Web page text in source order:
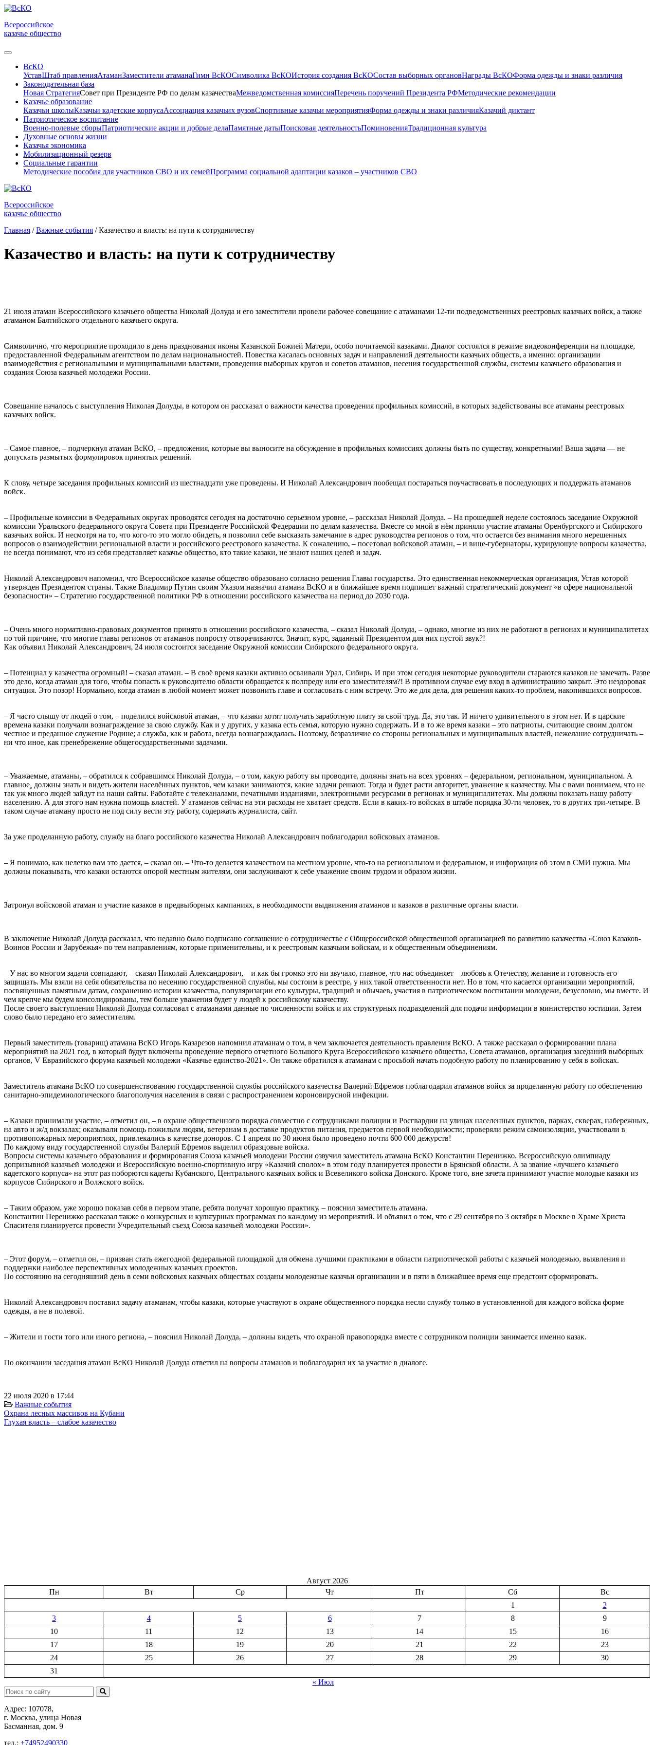
Всероссийское
казачье общество
ВсКО
УставШтаб правленияАтаманЗаместители атаманаГимн ВсКОСимволика ВсКОИстория создания ВсКОСостав выборных органовНаграды ВсКОФорма одежды и знаки различия
Законодательная база
Новая СтратегияСовет при Президенте РФ по делам казачестваМежведомственная комиссияПеречень поручений Президента РФМетодические рекомендации
Казачье образование
Казачьи школыКазачьи кадетские корпусаАссоциация казачьих вузовСпортивные казачьи мероприятияФорма одежды и знаки различияКазачий диктант
Патриотическое воспитание
Военно-полевые сборыПатриотические акции и добрые делаПамятные датыПоисковая деятельностьПоминовенияТрадиционная культура
Духовные основы жизни
Казачья экономика
Мобилизационный резерв
Социальные гарантии
Методические пособия для участников СВО и их семейПрограмма социальной адаптации казаков – участников СВО
Всероссийское
казачье общество
Главная / Важные события / Казачество и власть: на пути к сотрудничеству
Казачество и власть: на пути к сотрудничеству
21 июля атаман Всероссийского казачьего общества Николай Долуда и его заместители провели рабочее совещание с атаманами 12-ти подведомственных реестровых казачьих войск, а также
атаманом Балтийского отдельного казачьего округа.
Символично, что мероприятие проходило в день празднования иконы Казанской Божией Матери, особо почитаемой казаками. Диалог состоялся в режиме видеоконференции на площадке,
предоставленной Федеральным агентством по делам национальностей. Повестка касалась основных задач и направлений деятельности казачьих обществ, а именно: организации
взаимодействия с региональными и муниципальными властями, проведения выборных кругов и советов атаманов, несения государственной службы, системы казачьего образования и
создания Союза казачьей молодежи России.
Совещание началось с выступления Николая Долуды, в котором он рассказал о важности качества проведения профильных комиссий, в которых задействованы все атаманы реестровых
казачьих войск.
– Самое главное, – подчеркнул атаман ВсКО, – предложения, которые вы выносите на обсуждение в профильных комиссиях должны быть по существу, конкретными! Ваша задача — не
допускать размытых формулировок принятых решений.
К слову, четыре заседания профильных комиссий из шестнадцати уже проведены. И Николай Александрович пообещал постараться поучаствовать в последующих и поддержать атаманов
войск.
– Профильные комиссии в Федеральных округах проводятся сегодня на достаточно серьезном уровне, – рассказал Николай Долуда. – На прошедшей неделе состоялось заседание Окружной
комиссии Уральского федерального округа Совета при Президенте Российской Федерации по делам казачества. Вместе со мной в нём приняли участие атаманы Оренбургского и Сибирского
казачьих войск. И несмотря на то, что кого-то это могло обидеть, я позволил себе высказать замечание в адрес руководства регионов о том, что остается без внимания много нерешенных
вопросов о взаимодействии региональной власти и российского реестрового казачества. К сожалению, – посетовал войсковой атаман, – и вице-губернаторы, курирующие вопросы казачества,
не всегда понимают, что из себя представляет казачье общество, кто такие казаки, не знают наших целей и задач.
Николай Александрович напомнил, что Всероссийское казачье общество образовано согласно решения Главы государства. Это единственная некоммерческая организация, Устав которой
утвержден Президентом страны. Также Владимир Путин своим Указом назначил атамана ВсКО и в ближайшее время подпишет важный стратегический документ «в сфере национальной
безопасности» – Стратегию государственной политики РФ в отношении российского казачества на период до 2030 года.
– Очень много нормативно-правовых документов принято в отношении российского казачества, – сказал Николай Долуда, – однако, многие из них не работают в регионах и муниципалитетах
по той причине, что многие главы регионов от атаманов попросту отворачиваются. Значит, курс, заданный Президентом для них пустой звук?!
Как объявил Николай Александрович, 24 июля состоится заседание Окружной комиссии Сибирского федерального округа.
– Потенциал у казачества огромный! – сказал атаман. – В своё время казаки активно осваивали Урал, Сибирь. И при этом сегодня некоторые руководители стараются казаков не замечать. Разве
это дело, когда атаман для того, чтобы попасть к руководителю области обращается к полпреду или его заместителям?! В противном случае ему вход в администрацию закрыт. Это нездоровая
ситуация. Это позор! Нормально, когда атаман в любой момент может позвонить главе и согласовать с ним встречу. Это же для дела, для решения каких-то проблем, накопившихся вопросов.
– Я часто слышу от людей о том, – поделился войсковой атаман, – что казаки хотят получать заработную плату за свой труд. Да, это так. И ничего удивительного в этом нет. И в царские
времена казаки получали вознаграждение за свою службу. Как и у других, у казака есть семья, которую нужно содержать. И в то же время казаки – это патриоты, считающие своим долгом
честное и преданное служение Родине; а служба, как и работа, всегда вознаграждалась. Поэтому, безразличие со стороны региональных и муниципальных властей, нежелание сотрудничать –
ни что иное, как пренебрежение общегосударственными задачами.
– Уважаемые, атаманы, – обратился к собравшимся Николай Долуда, – о том, какую работу вы проводите, должны знать на всех уровнях – федеральном, региональном, муниципальном. А
главное¸ должны знать и видеть жители населённых пунктов, чем казаки занимаются, какие задачи решают. Тогда и будет расти авторитет, уважение к казачеству. Мы с вами понимаем, что не
так уж много людей зайдут на наши сайты. Работайте с телеканалами, печатными изданиями, электронными ресурсами в регионах и муниципалитетах. Мы должны показать нашу работу
населению. А для этого нам нужна помощь властей. У атаманов сейчас на эти расходы не хватает средств. Если в каких-то войсках в штабе порядка 30-ти человек, то в других три-четыре. В
таком случае атаману просто не под силу вести эту работу, содержать журналиста, сайт.
За уже проделанную работу, службу на благо российского казачества Николай Александрович поблагодарил войсковых атаманов.
– Я понимаю, как нелегко вам это дается, – сказал он. – Что-то делается казачеством на местном уровне, что-то на региональном и федеральном, и информация об этом в СМИ нужна. Мы
должны показывать, что казаки остаются опорой местным жителям, они заслуживают к себе уважение своим трудом и образом жизни.
Затронул войсковой атаман и участие казаков в предвыборных кампаниях, в необходимости выдвижения атаманов и казаков в различные органы власти.
В заключение Николай Долуда рассказал, что недавно было подписано соглашение о сотрудничестве с Общероссийской общественной организацией по развитию казачества «Союз Казаков-
Воинов России и Зарубежья» по тем направлениям, которые применительны, и к реестровым казачьим войскам, и к общественным объединениям.
– У нас во многом задачи совпадают, – сказал Николай Александрович, – и как бы громко это ни звучало, главное, что нас объединяет – любовь к Отечеству, желание и готовность его
защищать. Мы взяли на себя обязательства по несению государственной службы, мы состоим в реестре, у них такой ответственности нет. Но в том, что касается организации мероприятий,
посвященных памятным датам, сохранению истории казачества, популяризации его культуры, традиций и обычаев, участия в патриотическом воспитании молодежи, безусловно, мы вместе. И
чем крепче мы будем консолидированы, тем больше уважения будет у людей к российскому казачеству.
После своего выступления Николай Долуда согласовал с атаманами данные по численности войск и их структурных подразделений для подачи информации в министерство юстиции. Затем
слово было передано его заместителям.
Первый заместитель (товарищ) атамана ВсКО Игорь Казарезов напомнил атаманам о том, в чем заключается деятельность правления ВсКО. А также рассказал о формировании плана
мероприятий на 2021 год, в который будут включены проведение первого отчетного Большого Круга Всероссийского казачьего общества, Совета атаманов, организация заседаний выборных
органов, V Евразийского форума казачьей молодежи «Казачье единство-2021». Он также обратился к атаманам с просьбой начать подобную работу по планированию у себя в войсках.
Заместитель атамана ВсКО по совершенствованию государственной службы российского казачества Валерий Ефремов поблагодарил атаманов войск за проделанную работу по обеспечению
санитарно-эпидемиологического благополучия населения в связи с распространением короновирусной инфекции.
– Казаки принимали участие, – отметил он, – в охране общественного порядка совместно с сотрудниками полиции и Росгвардии на улицах населенных пунктов, парках, скверах, набережных,
на авто и ж/д вокзалах; оказывали помощь пожилым людям, ветеранам в доставке продуктов питания, предметов первой необходимости; проверяли режим самоизоляции, участвовали в
противопожарных мероприятиях, привлекались в качестве доноров. С 1 апреля по 30 июня было проведено почти 600 000 дежурств!
По каждому виду государственной службы Валерий Ефремов выделил образцовые войска.
Вопросы системы казачьего образования и формирования Союза казачьей молодежи России озвучил заместитель атамана ВсКО Константин Перенижко. Всероссийскую олимпиаду
допризывной казачьей молодежи и Всероссийскую военно-спортивную игру «Казачий сполох» в этом году планируется провести в Брянской области. А за звание «лучшего казачьего
кадетского корпуса» на этот раз поборются кадеты Кубанского, Центрального казачьих войск и Всевеликого войска Донского. Кроме того, вне зачета принимают участие молодые казаки из
корпусов Сибирского и Волжского войск.
– Таким образом, уже хорошо показав себя в первом этапе, ребята получат хорошую практику, – пояснил заместитель атамана.
Константин Перенижко рассказал также о конкурсных и культурных программах по каждому из мероприятий. И объявил о том, что с 29 сентября по 3 октября в Москве в Храме Христа
Спасителя планируется провести Учредительный съезд Союза казачьей молодежи России».
– Этот форум, – отметил он, – призван стать ежегодной федеральной площадкой для обмена лучшими практиками в области патриотической работы с казачьей молодежью, выявления и
поддержки наиболее перспективных молодежных казачьих проектов.
По состоянию на сегодняшний день в семи войсковых казачьих обществах созданы молодежные казачьи организации и в пяти в ближайшее время еще предстоит сформировать.
Николай Александрович поставил задачу атаманам, чтобы казаки, которые участвуют в охране общественного порядка несли службу только в установленной для каждого войска форме
одежды, а не в полевой.
– Жители и гости того или иного региона, – пояснил Николай Долуда, – должны видеть, что охраной правопорядка вместе с сотрудником полиции занимается именно казак.
По окончании заседания атаман ВсКО Николай Долуда ответил на вопросы атаманов и поблагодарил их за участие в диалоге.
22 июля 2020 в 17:44
Важные события
Охрана лесных массивов на Кубани
Глухая власть – слабое казачество
Август 2026
Пн
Вт Ср Чт Пт Сб
Вс
1
2
3
4 5 6 7 8
9
10
11 12 13 14 15
16
17
18 19 20 21 22
23
24
25 26 27 28 29
30
31
« Июл
Поиск:
Адрес: 107078,
г. Москва, улица Новая
Басманная, дом. 9
тел.: +74952490330